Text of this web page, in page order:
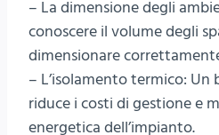
– La dimensione degli
conoscere il volume degli
dimensionare
– L’isolamento termico:
riduce i costi di gestione e
energetica dell’impianto.